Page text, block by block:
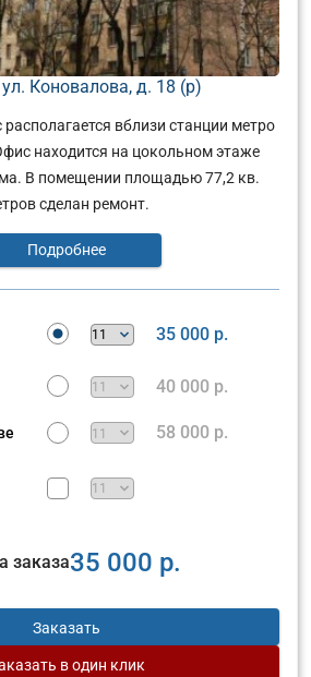
Коновалова, д. 18 (р)
вблизи станции метро
находится на цокольном этаже
В помещении площадью 77,2 кв.
сделан ремонт.
Подробнее
35 000 р.
40 000 р.
58 000 р.
заказа35 000 р.
Заказать
в один клик